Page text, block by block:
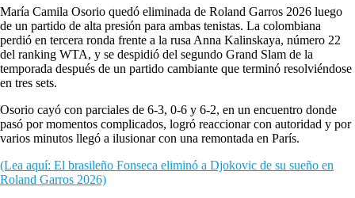
María Camila Osorio quedó eliminada de Roland Garros 2026 luego
de un partido de alta presión para ambas tenistas. La colombiana
perdió en tercera ronda frente a la rusa Anna Kalinskaya, número 22
del ranking WTA, y se despidió del segundo Grand Slam de la
temporada después de un partido cambiante que terminó resolviéndose
en tres sets.
Osorio cayó con parciales de 6-3, 0-6 y 6-2, en un encuentro donde
pasó por momentos complicados, logró reaccionar con autoridad y por
varios minutos llegó a ilusionar con una remontada en París.
(Lea aquí: El brasileño Fonseca eliminó a Djokovic de su sueño en
Roland Garros 2026)